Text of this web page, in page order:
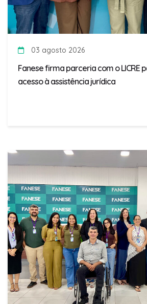
03 agosto 2026
Fanese firma parceria com o LICRE
acesso à assistência jurídica